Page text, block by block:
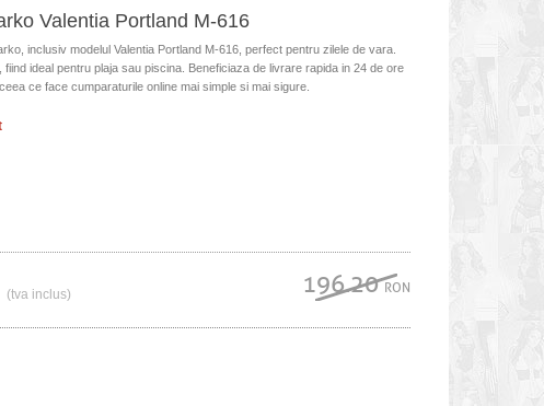
Valentia Portland M-616
inclusiv modelul Valentia Portland M-616, perfect pentru zilele de vara.
ideal pentru plaja sau piscina. Beneficiaza de livrare rapida in 24 de ore
ce face cumparaturile online mai simple si mai sigure.
(tva inclus) 196.20RON